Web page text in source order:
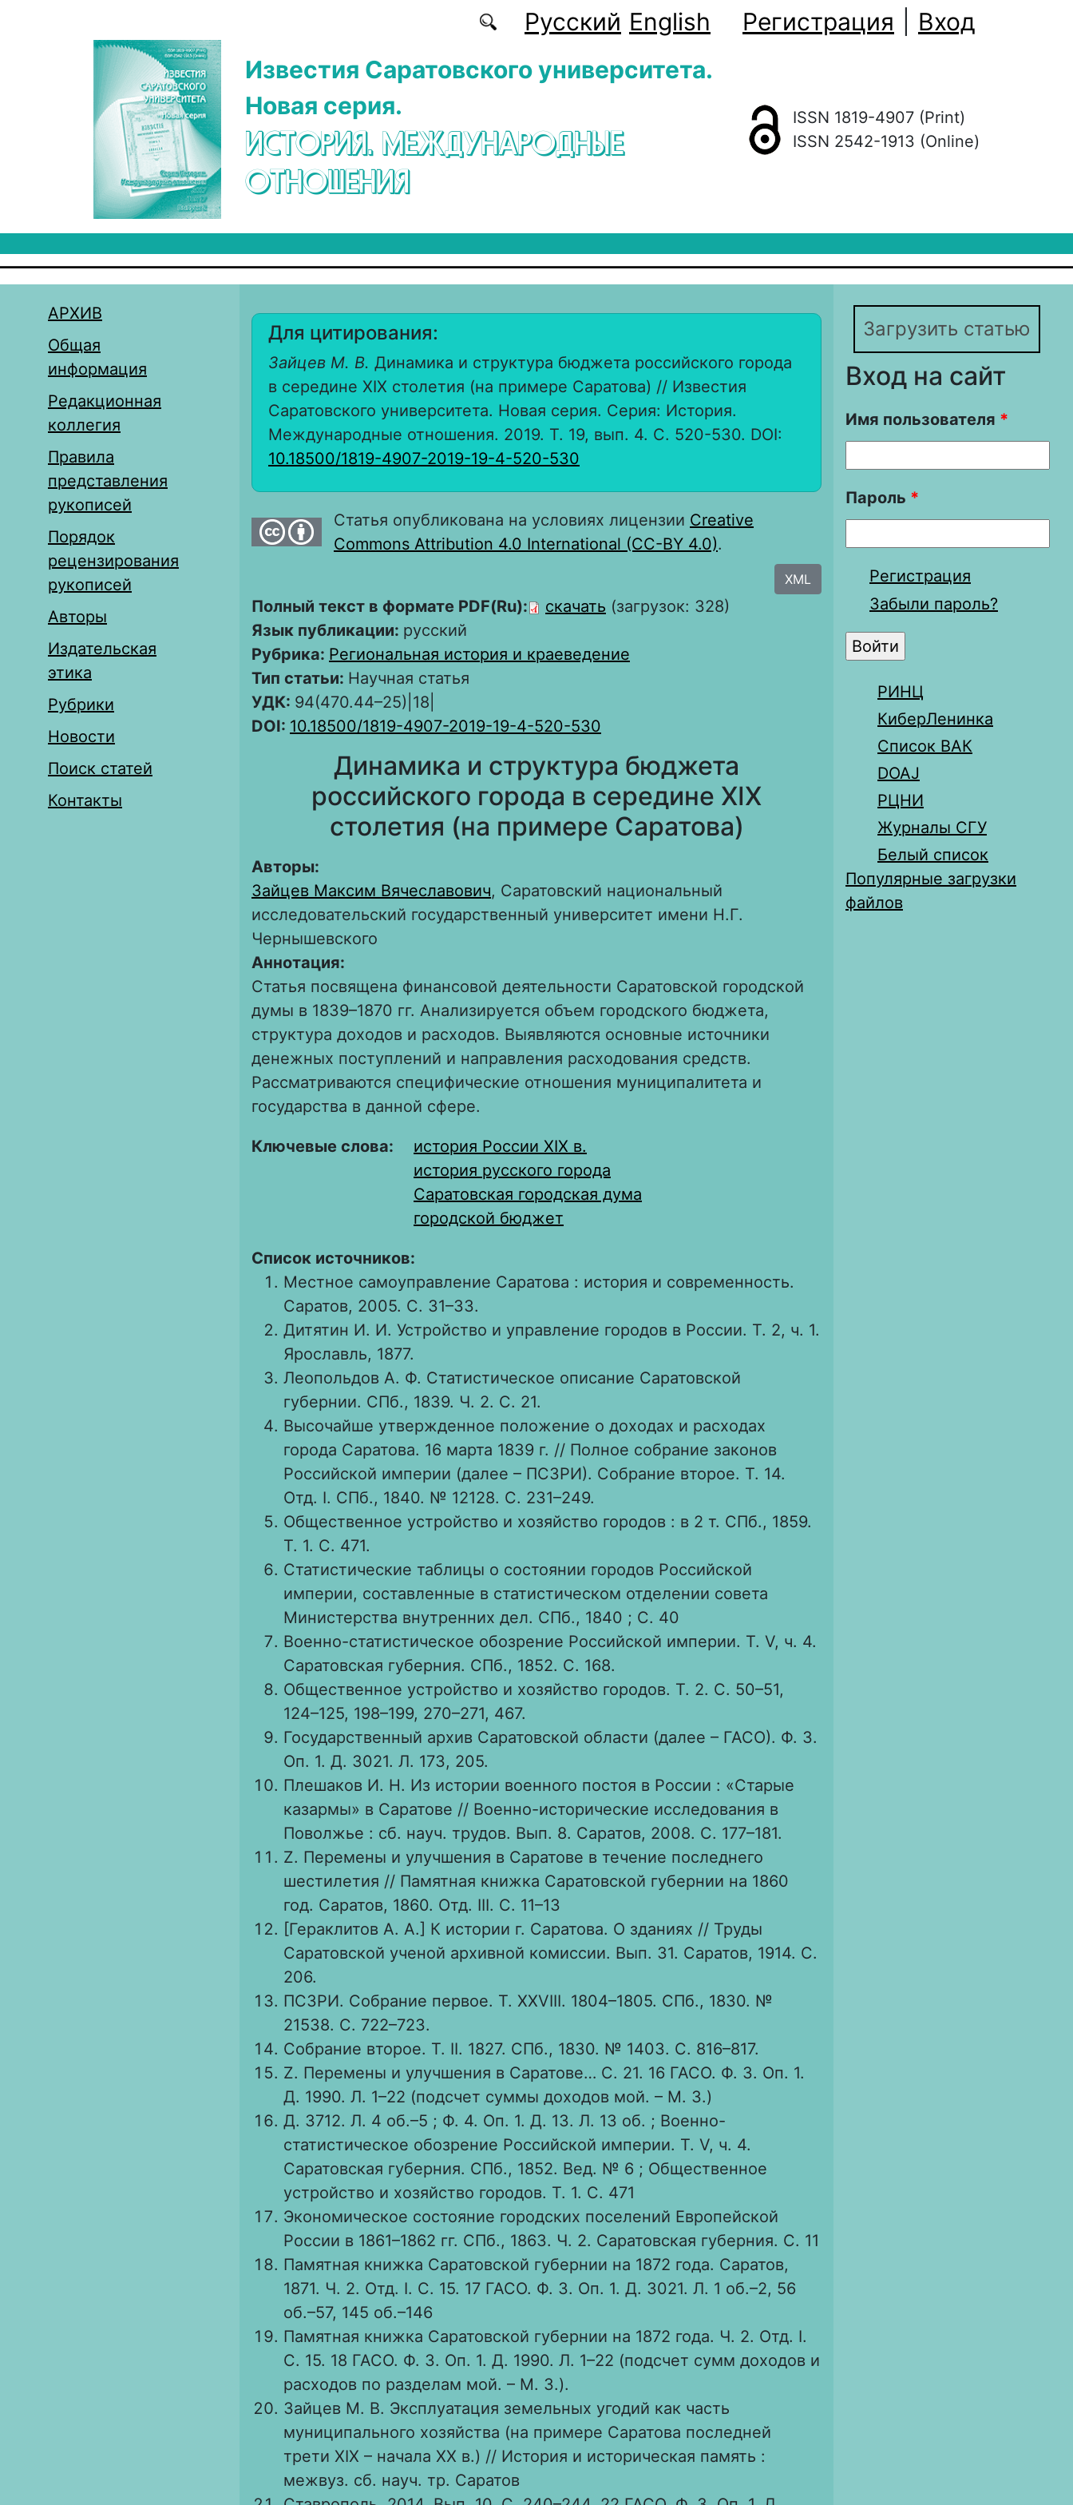
Русский English Регистрация
Вход
Известия Саратовского университета.
Новая серия.
ИСТОРИЯ. МЕЖДУНАРОДНЫЕ
ОТНОШЕНИЯ
ISSN 1819-4907 (Print)
ISSN 2542-1913 (Online)
АРХИВ
Общая
информация
Редакционная
коллегия
Правила
представления
рукописей
Порядок
рецензирования
рукописей
Авторы
Издательская
этика
Рубрики
Новости
Поиск статей
Контакты
Для цитирования:
Зайцев М. В. Динамика и структура бюджета российского города
в середине XIX столетия (на примере Саратова) // Известия
Саратовского университета. Новая серия. Серия: История.
Международные отношения. 2019. Т. 19, вып. 4. С. 520-530. DOI:
10.18500/1819-4907-2019-19-4-520-530
Статья опубликована на условиях лицензии Creative
Commons Attribution 4.0 International (CC-BY 4.0).
XML
Полный текст в формате PDF(Ru): скачать (загрузок: 328)
Язык публикации: русский
Рубрика: Региональная история и краеведение
Тип статьи: Научная статья
УДК: 94(470.44–25)|18|
DOI: 10.18500/1819-4907-2019-19-4-520-530
Динамика и структура бюджета
российского города в середине XIX
столетия (на примере Саратова)
Авторы:
Зайцев Максим Вячеславович, Саратовский национальный
исследовательский государственный университет имени Н.Г.
Чернышевского
Аннотация:
Статья посвящена финансовой деятельности Саратовской городской
думы в 1839–1870 гг. Анализируется объем городского бюджета,
структура доходов и расходов. Выявляются основные источники
денежных поступлений и направления расходования средств.
Рассматриваются специфические отношения муниципалитета и
государства в данной сфере.
Ключевые слова:
история России XIX в.
история русского города
Саратовская городская дума
городской бюджет
Список источников:
Местное самоуправление Саратова : история и современность.
Саратов, 2005. С. 31–33.
Дитятин И. И. Устройство и управление городов в России. Т. 2, ч. 1.
Ярославль, 1877.
Леопольдов А. Ф. Статистическое описание Саратовской
губернии. СПб., 1839. Ч. 2. С. 21.
Высочайше утвержденное положение о доходах и расходах
города Саратова. 16 марта 1839 г. // Полное собрание законов
Российской империи (далее – ПСЗРИ). Собрание второе. Т. 14.
Отд. I. СПб., 1840. № 12128. С. 231–249.
Общественное устройство и хозяйство городов : в 2 т. СПб., 1859.
Т. 1. С. 471.
Статистические таблицы о состоянии городов Российской
империи, составленные в статистическом отделении совета
Министерства внутренних дел. СПб., 1840 ; С. 40
Военно-статистическое обозрение Российской империи. Т. V, ч. 4.
Саратовская губерния. СПб., 1852. С. 168.
Общественное устройство и хозяйство городов. Т. 2. С. 50–51,
124–125, 198–199, 270–271, 467.
Государственный архив Саратовской области (далее – ГАСО). Ф. 3.
Оп. 1. Д. 3021. Л. 173, 205.
Плешаков И. Н. Из истории военного постоя в России : «Старые
казармы» в Саратове // Военно-исторические исследования в
Поволжье : сб. науч. трудов. Вып. 8. Саратов, 2008. С. 177–181.
Z. Перемены и улучшения в Саратове в течение последнего
шестилетия // Памятная книжка Саратовской губернии на 1860
год. Саратов, 1860. Отд. III. С. 11–13
[Гераклитов А. А.] К истории г. Саратова. О зданиях // Труды
Саратовской ученой архивной комиссии. Вып. 31. Саратов, 1914. С.
206.
ПСЗРИ. Собрание первое. Т. XXVIII. 1804–1805. СПб., 1830. №
21538. С. 722–723.
Собрание второе. Т. II. 1827. СПб., 1830. № 1403. С. 816–817.
Z. Перемены и улучшения в Саратове… С. 21. 16 ГАСО. Ф. 3. Оп. 1.
Д. 1990. Л. 1–22 (подсчет суммы доходов мой. – М. З.)
Д. 3712. Л. 4 об.–5 ; Ф. 4. Оп. 1. Д. 13. Л. 13 об. ; Военно-
статистическое обозрение Российской империи. Т. V, ч. 4.
Саратовская губерния. СПб., 1852. Вед. № 6 ; Общественное
устройство и хозяйство городов. Т. 1. С. 471
Экономическое состояние городских поселений Европейской
России в 1861–1862 гг. СПб., 1863. Ч. 2. Саратовская губерния. С. 11
Памятная книжка Саратовской губернии на 1872 года. Саратов,
1871. Ч. 2. Отд. I. С. 15. 17 ГАСО. Ф. 3. Оп. 1. Д. 3021. Л. 1 об.–2, 56
об.–57, 145 об.–146
Памятная книжка Саратовской губернии на 1872 года. Ч. 2. Отд. I.
С. 15. 18 ГАСО. Ф. 3. Оп. 1. Д. 1990. Л. 1–22 (подсчет сумм доходов и
расходов по разделам мой. – М. З.).
Зайцев М. В. Эксплуатация земельных угодий как часть
муниципального хозяйства (на примере Саратова последней
трети XIX – начала XX в.) // История и историческая память :
межвуз. сб. науч. тр. Саратов
Загрузить статью
Вход на сайт
Имя пользователя *
Пароль *
Регистрация
Забыли пароль?
РИНЦ
КиберЛенинка
Список ВАК
DOAJ
РЦНИ
Журналы СГУ
Белый список
Популярные загрузки
файлов